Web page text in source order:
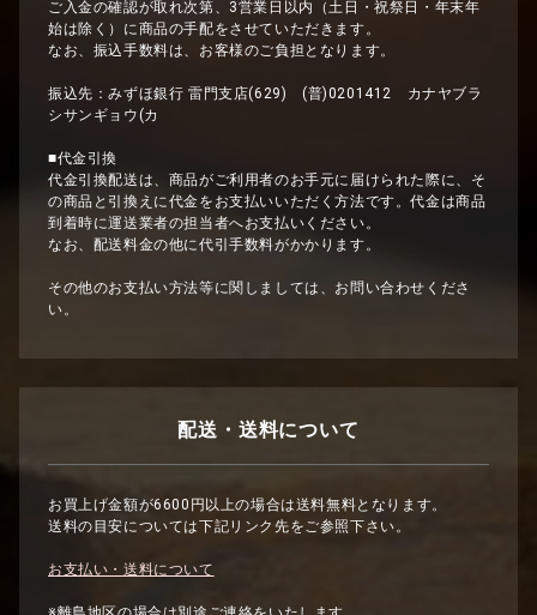
ご入金の確認が取れ次第、3営業日以内（土日・祝祭日・年末年
始は除く）に商品の手配をさせていただきます。
なお、振込手数料は、お客様のご負担となります。
振込先：みずほ銀行 雷門支店(629) (普)0201412 カナヤブラ
シサンギョウ(カ
■代金引換
代金引換配送は、商品がご利用者のお手元に届けられた際に、そ
の商品と引換えに代金をお支払いいただく方法です。代金は商品
到着時に運送業者の担当者へお支払いください。
なお、配送料金の他に代引手数料がかかります。
その他のお支払い方法等に関しましては、お問い合わせくださ
い。
配送・送料について
お買上げ金額が6600円以上の場合は送料無料となります。
送料の目安については下記リンク先をご参照下さい。
お支払い・送料について